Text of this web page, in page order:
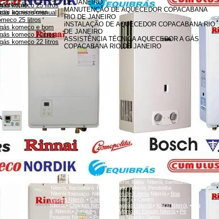
komeco 25 litros
komeco manual
25 litros
komeco e bom
komeco 7 litros
komeco 22 litros
DE JANEIRO
MANUTENÇÃO DE AQUECEDOR COPACABANA
RIO DE JANEIRO
iNSTALAÇÃO DE AQUECEDOR COPACABANA RIO
DE JANEIRO
ASSISTÊNCIA TÉCNICA AQUECEDOR A GÁS
COPACABANA RIO DE JANEIRO
aquecedores
Icaraí, Niterói, ingaNiterói, Santa Rosa Niterói, Centro Niterói,
charitas Niterói, Fonseca Niterói, Itaipu Niterói, camboinhas
Niterói, Itacoatiara Niterói, Badu Niterói, Pendotiba
Niterói,Itaipuaçu Niterói,
Bairro de Fátima Niterói,• Boa
Viagem Niterói, • Cachoeiras
Niterói,• Centro
Niterói,• Charitas Niterói, Gragoatá Niterói, • IcaraíNiterói, •
Ing
á Niterói,• Jurujuba Niterói,• Morro do Estado Niterói, • Pé
Pequeno Niterói,• Ponta d'AreiaNiterói, • Santa